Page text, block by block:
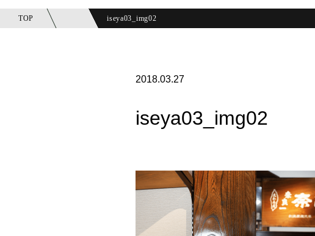
TOP iseya03_img02
2018.03.27
iseya03_img02